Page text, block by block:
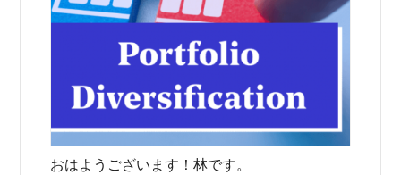
おはようございます！林です。